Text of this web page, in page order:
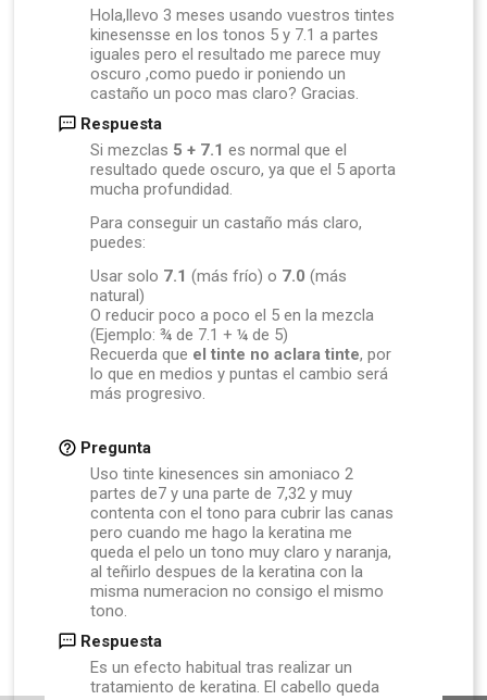
Hola,llevo 3 meses usando vuestros tintes
kinesensse en los tonos 5 y 7.1 a partes
iguales pero el resultado me parece muy
oscuro ,como puedo ir poniendo un
castaño un poco mas claro? Gracias.
Respuesta
Si mezclas 5 + 7.1 es normal que el
resultado quede oscuro, ya que el 5 aporta
mucha profundidad.
Para conseguir un castaño más claro,
puedes:
Usar solo 7.1 (más frío) o 7.0 (más
natural)
O reducir poco a poco el 5 en la mezcla
(Ejemplo: ¾ de 7.1 + ¼ de 5)
Recuerda que el tinte no aclara tinte, por
lo que en medios y puntas el cambio será
más progresivo.
Pregunta
Uso tinte kinesences sin amoniaco 2
partes de7 y una parte de 7,32 y muy
contenta con el tono para cubrir las canas
pero cuando me hago la keratina me
queda el pelo un tono muy claro y naranja,
al teñirlo despues de la keratina con la
misma numeracion no consigo el mismo
tono.
Respuesta
Es un efecto habitual tras realizar un
tratamiento de keratina. El cabello queda